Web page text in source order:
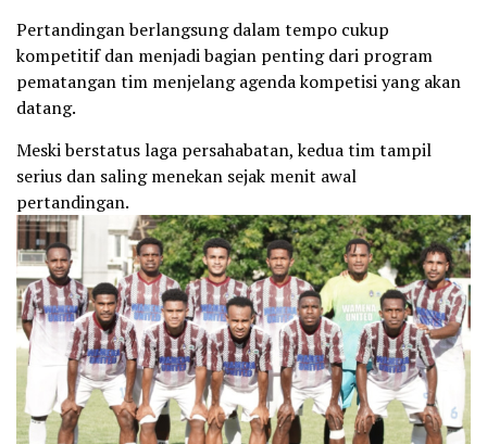
Pertandingan berlangsung dalam tempo cukup
kompetitif dan menjadi bagian penting dari program
pematangan tim menjelang agenda kompetisi yang akan
datang.
Meski berstatus laga persahabatan, kedua tim tampil
serius dan saling menekan sejak menit awal
pertandingan.